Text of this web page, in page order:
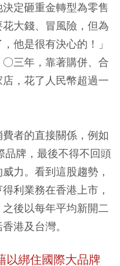
定砸重金轉型為零售
大錢、冒風險，但為
他是很有決心的！」
○三年，靠著購併、合
，花了人民幣超過一
者的直接關係，例如
品牌，最後不得不回頭
力。看到這股趨勢，
利業務在香港上市，
後以每年平均新開二
港及台灣。
綁住國際大品牌